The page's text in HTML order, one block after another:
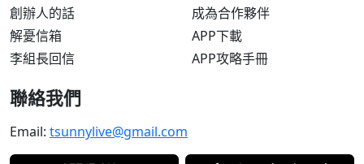
創辦人的話
解憂信箱
李組長回信
成為合作夥伴
APP下載
APP攻略手冊
聯絡我們
Email: tsunnylive@gmail.com